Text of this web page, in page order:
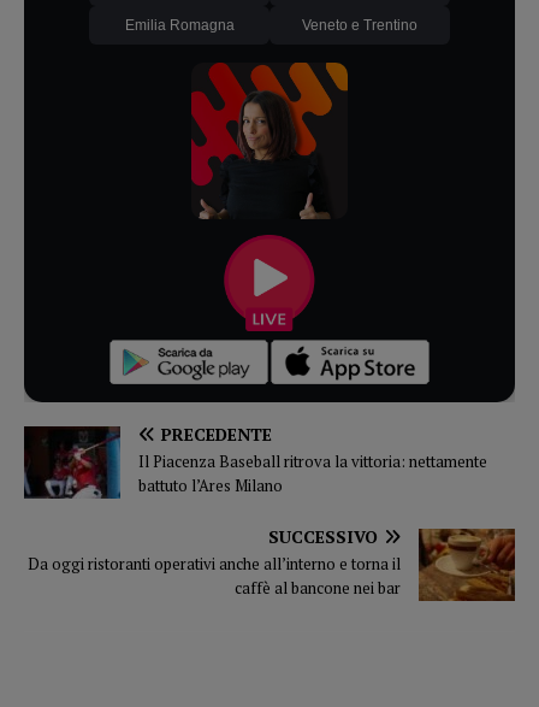
Emilia Romagna Veneto e Trentino
PRECEDENTE
Il Piacenza Baseball ritrova la vittoria: nettamente
battuto l’Ares Milano
SUCCESSIVO
Da oggi ristoranti operativi anche all’interno e torna il
caffè al bancone nei bar